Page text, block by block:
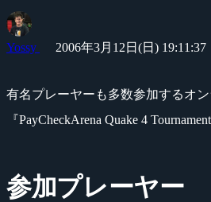
Yossy 2006年3月12日(日) 19:11:37
有名プレーヤーも多数参加するオ
『PayCheckArena Quake 4
参加プレーヤー